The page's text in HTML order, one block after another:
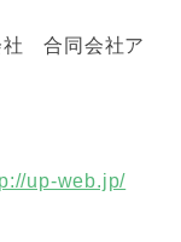
社 合同会社ア
up-web.jp/